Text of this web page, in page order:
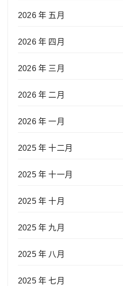
2026 年 五月
2026 年 四月
2026 年 三月
2026 年 二月
2026 年 一月
2025 年 十二月
2025 年 十一月
2025 年 十月
2025 年 九月
2025 年 八月
2025 年 七月